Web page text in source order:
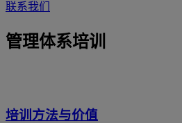
联系我们
管理体系培训
培训方法与价值